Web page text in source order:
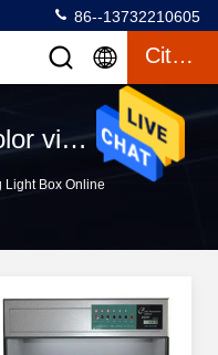
86--13732210605
Citaat
Sleutelwoorden [ color viewing light box ] Gelijke 120 producten
Light Box Online